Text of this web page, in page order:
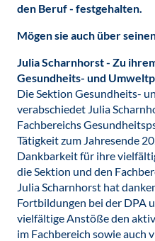
den Beruf - festgehalten.
Mögen sie auch über
Julia Scharnhorst - Zu
Gesundheits- und
Die Sektion Gesundheits-
verabschiedet Julia
Fachbereichs
Tätigkeit zum Jahresende
Dankbarkeit für ihre
die Sektion und den
Julia Scharnhorst hat
Fortbildungen bei der DPA
vielfältige Anstöße den
im Fachbereich sowie auch